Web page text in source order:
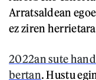
Arratsaldean
ez ziren
2022an sute
bertan. Hustu